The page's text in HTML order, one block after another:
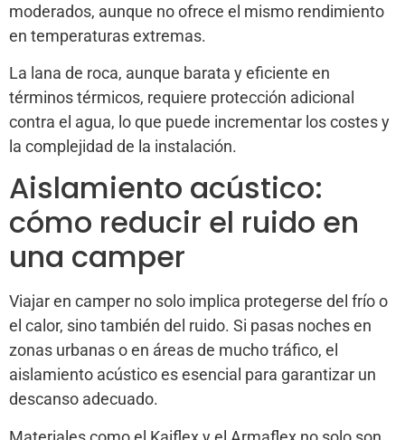
moderados, aunque no ofrece el mismo rendimiento
en temperaturas extremas.
La lana de roca, aunque barata y eficiente en
términos térmicos, requiere protección adicional
contra el agua, lo que puede incrementar los costes y
la complejidad de la instalación.
Aislamiento acústico:
cómo reducir el ruido en
una camper
Viajar en camper no solo implica protegerse del frío o
el calor, sino también del ruido. Si pasas noches en
zonas urbanas o en áreas de mucho tráfico, el
aislamiento acústico es esencial para garantizar un
descanso adecuado.